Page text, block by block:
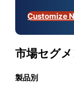
Customize
市場セグ
製品別